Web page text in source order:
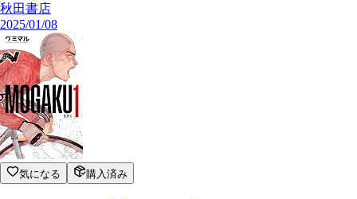
秋田書店
2025/01/08
気になる 購入済み